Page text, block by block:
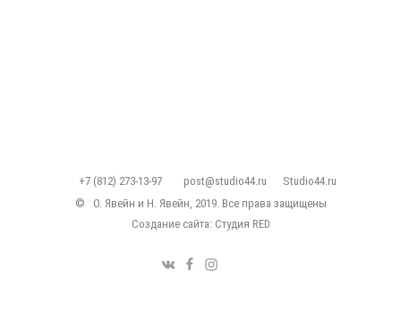
+7 (812) 273-13-97 post@studio44.ru
Studio44.ru
©
О. Явейн и Н. Явейн, 2019. Все права защищены
Создание сайта: Студия RED